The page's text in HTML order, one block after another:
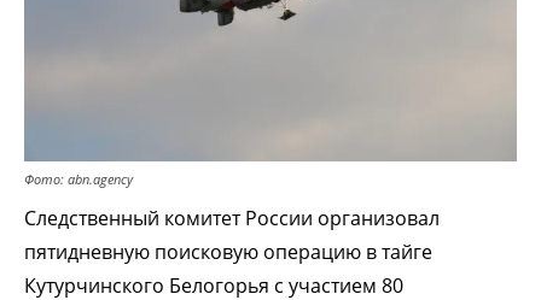
Фото: abn.agency
Следственный комитет России организовал
пятидневную поисковую операцию в тайге
Кутурчинского Белогорья с участием 80